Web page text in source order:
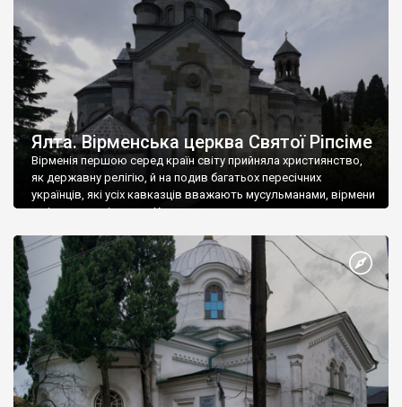
Ялта. Вірменська церква Святої Ріпсіме
Вірменія першою серед країн світу прийняла християнство,
як державну релігію, й на подив багатьох пересічних
українців, які усіх кавказців вважають мусульманами, вірмени
є відданими вірянами Христа